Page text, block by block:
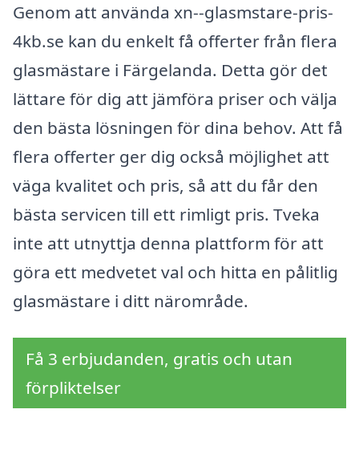
Genom att använda xn--glasmstare-pris-
4kb.se kan du enkelt få offerter från flera
glasmästare i Färgelanda. Detta gör det
lättare för dig att jämföra priser och välja
den bästa lösningen för dina behov. Att få
flera offerter ger dig också möjlighet att
väga kvalitet och pris, så att du får den
bästa servicen till ett rimligt pris. Tveka
inte att utnyttja denna plattform för att
göra ett medvetet val och hitta en pålitlig
glasmästare i ditt närområde.
Få 3 erbjudanden, gratis och utan
förpliktelser